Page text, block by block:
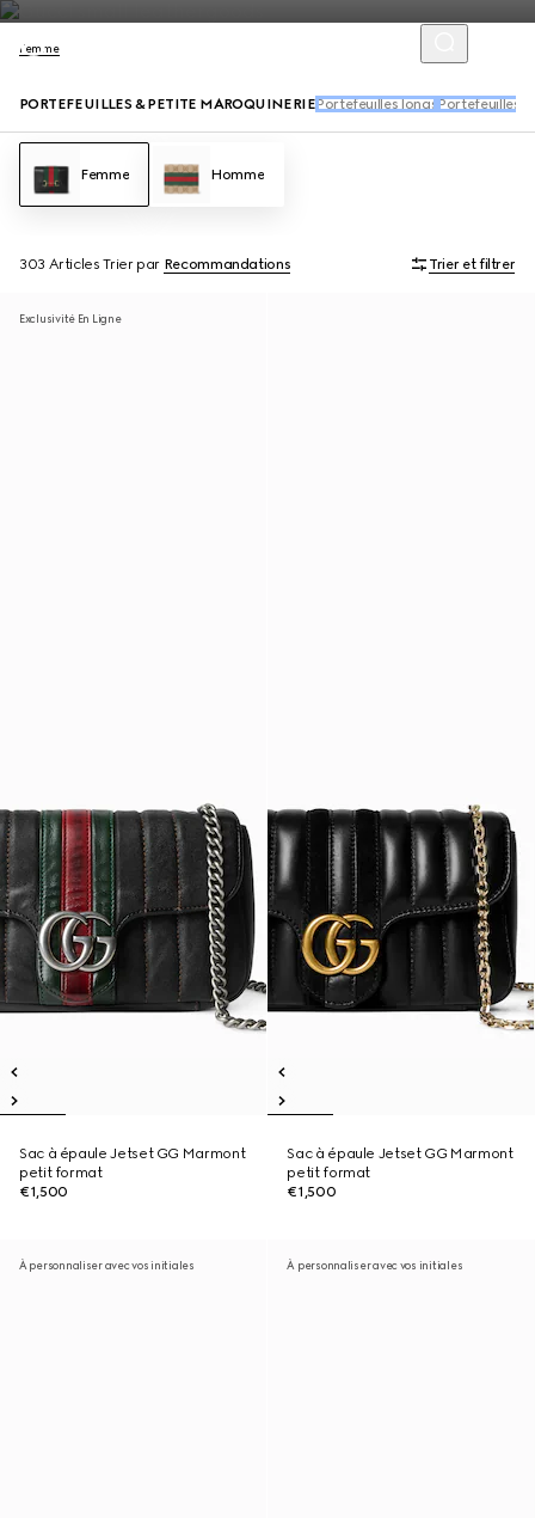
Femme
PORTEFEUILLES & PETITE MAROQUINERIE Portefeuilles longs Portefeuilles
Femme Homme
303 Articles Trier par Recommandations Trier et filtrer
Exclusivité En Ligne
Sac à épaule Jetset GG Marmont
petit format
€1,500
Sac à épaule Jetset GG Marmont
petit format
€1,500
À personnaliser avec vos initiales À personnaliser avec vos initiales